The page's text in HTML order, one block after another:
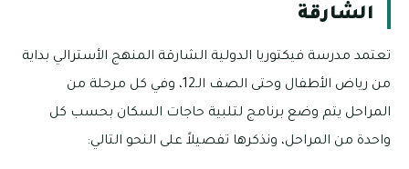
الشارقة
تعتمد مدرسة فيكتوريا الدولية الشارقة المنهج الأسترالي بداية
من رياض الأطفال وحتى الصف الـ12، وفي كل مرحلة من
المراحل يتم وضع برنامج لتلبية حاجات السكان بحسب كل
واحدة من المراحل، ونذكرها تفصيلاً على النحو التالي: